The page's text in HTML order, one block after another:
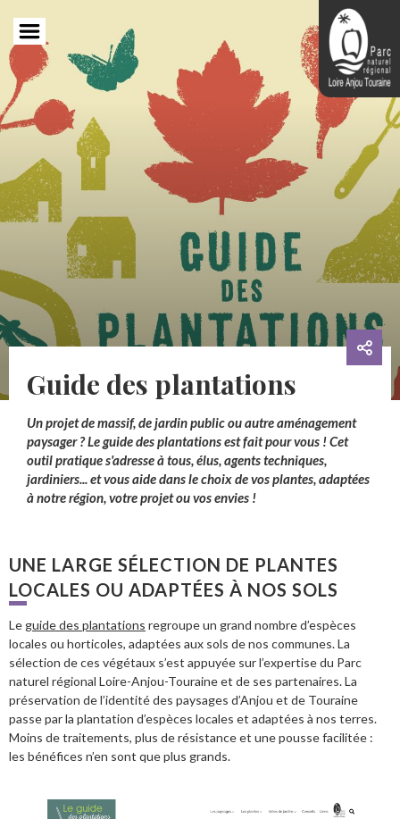
contenu
principal
Guide des plantations
Un projet de massif, de jardin public ou autre aménagement
paysager ? Le guide des plantations est fait pour vous ! Cet
outil pratique s'adresse à tous, élus, agents techniques,
jardiniers... et vous aide dans le choix de vos plantes, adaptées
à notre région, votre projet ou vos envies !
UNE LARGE SÉLECTION DE PLANTES
LOCALES OU ADAPTÉES À NOS SOLS
Le guide des plantations regroupe un grand nombre d’espèces
locales ou horticoles, adaptées aux sols de nos communes. La
sélection de ces végétaux s’est appuyée sur l’expertise du Parc
naturel régional Loire-Anjou-Touraine et de ses partenaires. La
préservation de l’identité des paysages d’Anjou et de Touraine
passe par la plantation d’espèces locales et adaptées à nos terres.
Moins de traitements, plus de résistance et une pousse facilitée :
les bénéfices n’en sont que plus grands.